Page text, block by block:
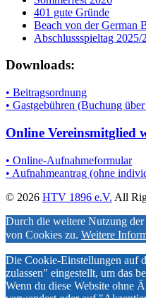
401 gute Gründe
Beach von der German
Abschlussspieltag 2025/
Downloads:
• Beitragsordnung
• Gastgebühren (Buchung
Online Vereinsmitglied
• Online-Aufnahmeformular
• Aufnahmeantrag (ohne
© 2026 HTV 1896 e.V. All
Durch die weitere Nutzung
von Cookies zu. Weitere
Die Cookie-Einstellungen auf
zulassen" eingestellt, um das
Wenn du diese Website ohne